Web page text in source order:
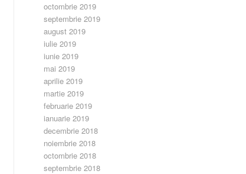
octombrie 2019
septembrie 2019
august 2019
iulie 2019
iunie 2019
mai 2019
aprilie 2019
martie 2019
februarie 2019
ianuarie 2019
decembrie 2018
noiembrie 2018
octombrie 2018
septembrie 2018